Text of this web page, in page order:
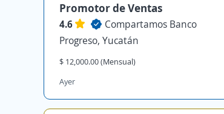
Promotor de Ventas
4.6
Compartamos Banco
Progreso, Yucatán
$ 12,000.00 (Mensual)
Ayer